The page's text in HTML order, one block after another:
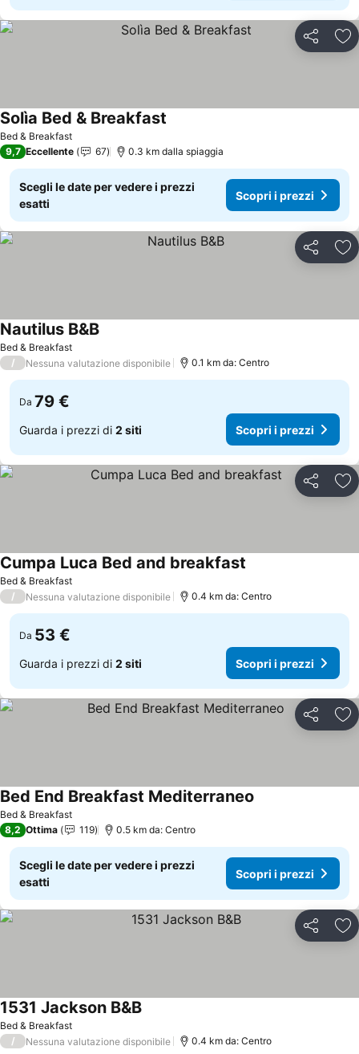
Condividi
Bed & Breakfast
Solìa Bed & Breakfast
9,7 Eccellente 67 0.3 km dalla spiaggia
Scegli le date per vedere i prezzi
esatti
Scopri i prezzi
Condividi
Bed & Breakfast
Nautilus B&BScopri i prezzi
/ Nessuna valutazione disponibile 0.1 km da: Centro
Da 79 €
Guarda i prezzi di 2 siti Scopri i prezzi
Condividi
Bed & Breakfast
Cumpa Luca Bed and breakfast
/ Nessuna valutazione disponibile 0.4 km da: Centro
Da 53 €
Guarda i prezzi di 2 siti Scopri i prezzi
Condividi
Bed & Breakfast
Bed End Breakfast Mediterraneo
8,2 Ottima 119 0.5 km da: Centro
Scegli le date per vedere i prezzi
esatti
Scopri i prezzi
Condividi
Bed & Breakfast
1531 Jackson B&BScopri i prezzi
/ Nessuna valutazione disponibile 0.4 km da: Centro